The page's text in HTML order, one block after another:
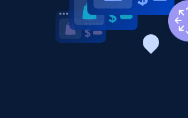
Title, Seller name, Brand, Description,
price, Currency, Availability, Reviews